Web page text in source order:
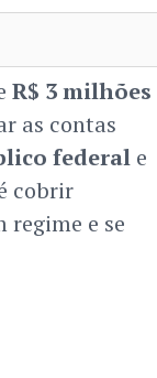
R$ 3 milhões
as contas
federale
cobrir
regime e se